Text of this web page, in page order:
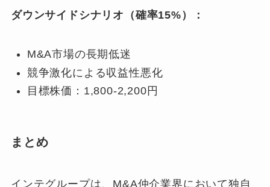
ダウンサイドシナリオ（確率15%）：
M&A市場の長期低迷
競争激化による収益性悪化
目標株価：1,800-2,200円
まとめ
インテグループは、M&A仲介業界において独自